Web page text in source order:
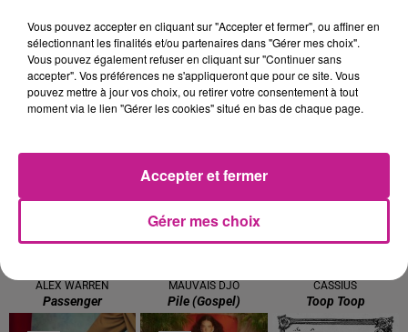
📍 :Auditorium du Centre de Réadaptation de Mulhouse
Évènement gratuit et accessible à tous.
TITRES DIFFUSÉS Voir plus
ALEX WARREN
Passenger
4h09
4h09
MAUVAIS DJO
Pile (gospel)
CASSIUS
Toop Toop
Vous pouvez accepter en cliquant sur "Accepter et fermer", ou affiner en
sélectionnant les finalités et/ou partenaires dans "Gérer mes choix".
Vous pouvez également refuser en cliquant sur "Continuer sans
accepter". Vos préférences ne s'appliqueront que pour ce site. Vous
pouvez mettre à jour vos choix, ou retirer votre consentement à tout
moment via le lien "Gérer les cookies" situé en bas de chaque page.
Gérer mes choix
Accepter et fermer